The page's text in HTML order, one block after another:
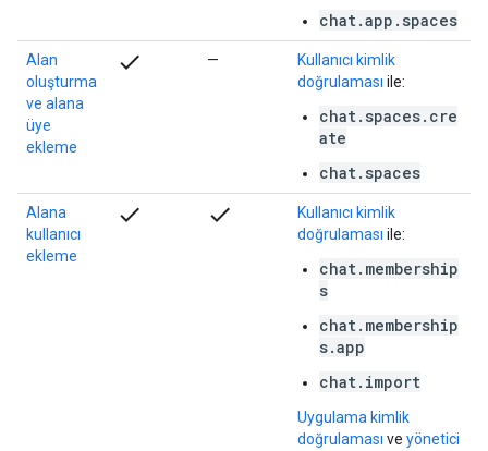
chat.app.spaces
Alan
oluşturma
ve alana
üye
ekleme
check —
Kullanıcı kimlik
doğrulaması ile:
chat.spaces.cre
ate
chat.spaces
Alana
kullanıcı
ekleme
check check
Kullanıcı kimlik
doğrulaması ile:
chat.membership
s
chat.membership
s.app
chat.import
Uygulama kimlik
doğrulaması ve yönetici